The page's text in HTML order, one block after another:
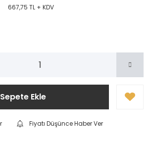
667,75 TL + KDV
Sepete Ekle
Fiyatı Düşünce Haber Ver